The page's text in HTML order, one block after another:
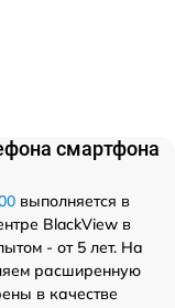
смартфона
выполняется в
BlackView в
- от 5 лет. На
расширенную
в качестве